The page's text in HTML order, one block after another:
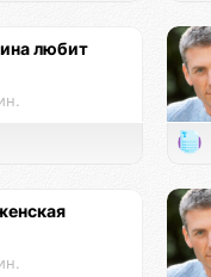
любит